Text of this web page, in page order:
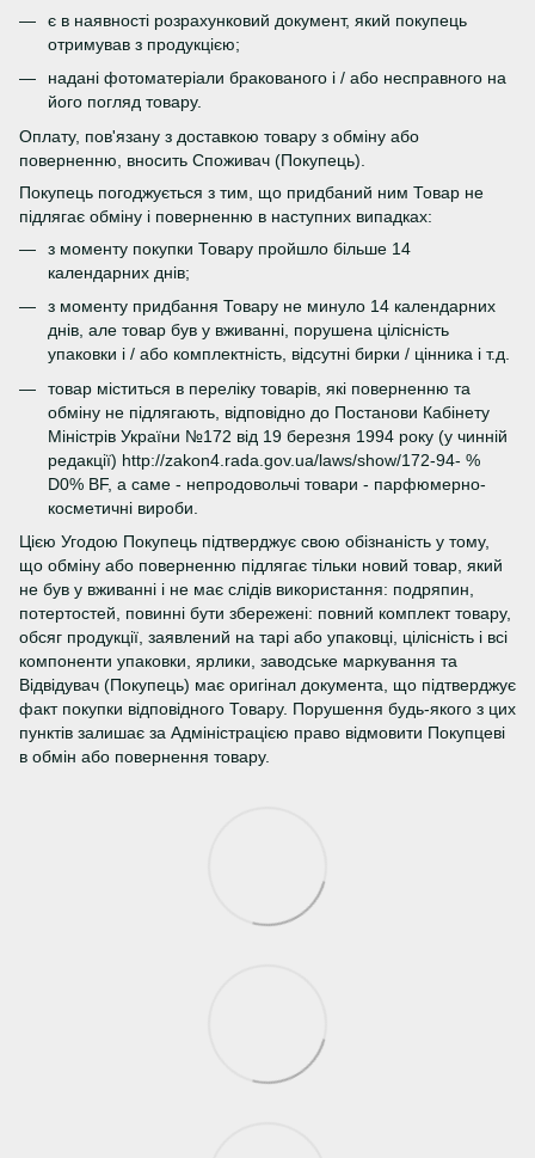
є в наявності розрахунковий документ, який покупець
отримував з продукцією;
надані фотоматеріали бракованого і / або несправного на
його погляд товару.
Оплату, пов'язану з доставкою товару з обміну або
поверненню, вносить Споживач (Покупець).
Покупець погоджується з тим, що придбаний ним Товар не
підлягає обміну і поверненню в наступних випадках:
з моменту покупки Товару пройшло більше 14
календарних днів;
з моменту придбання Товару не минуло 14 календарних
днів, але товар був у вживанні, порушена цілісність
упаковки і / або комплектність, відсутні бирки / цінника і т.д.
товар міститься в переліку товарів, які поверненню та
обміну не підлягають, відповідно до Постанови Кабінету
Міністрів України №172 від 19 березня 1994 року (у чинній
редакції) http://zakon4.rada.gov.ua/laws/show/172-94- %
D0% BF, а саме - непродовольчі товари - парфюмерно-
косметичні вироби.
Цією Угодою Покупець підтверджує свою обізнаність у тому,
що обміну або поверненню підлягає тільки новий товар, який
не був у вживанні і не має слідів використання: подряпин,
потертостей, повинні бути збережені: повний комплект товару,
обсяг продукції, заявлений на тарі або упаковці, цілісність і всі
компоненти упаковки, ярлики, заводське маркування та
Відвідувач (Покупець) має оригінал документа, що підтверджує
факт покупки відповідного Товару. Порушення будь-якого з цих
пунктів залишає за Адміністрацією право відмовити Покупцеві
в обмін або повернення товару.